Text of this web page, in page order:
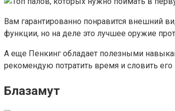
Вам гарантированно понравится внешний
функции, но на деле это лучшее оружие
А еще Пенкинг обладает полезными
рекомендую потратить время и словить
Блазамут